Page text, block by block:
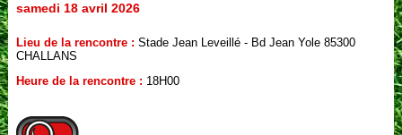
samedi 18 avril 2026
Lieu de la rencontre : Stade Jean Leveillé - Bd Jean Yole 85300
CHALLANS
Heure de la rencontre : 18H00